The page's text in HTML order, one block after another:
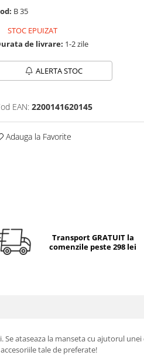
B 35
STOC EPUIZAT
de livrare: 1-2 zile
ALERTA STOC
EAN: 2200141620145
Adauga la Favorite
Transport GRATUIT la
comenzile peste 298 lei
ataseaza la manseta cu ajutorul
tale de preferate!